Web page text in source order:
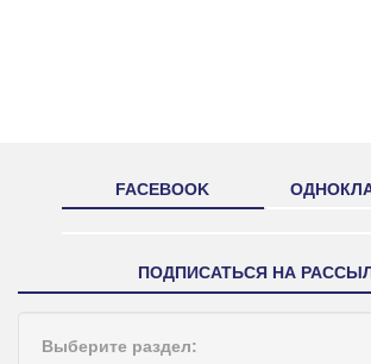
FACEBOOK
ПОДПИСАТЬСЯ НА
Выберите раздел: